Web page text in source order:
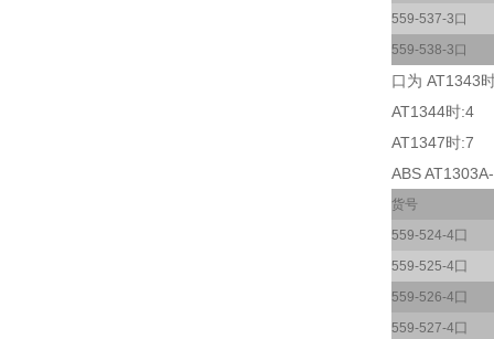
559-537-3口
559-538-3口
口为 AT1343
AT1344时:4
AT1347时:7
ABS
货号
559-524-4囗
559-525-4囗
559-526-4囗
559-527-4囗